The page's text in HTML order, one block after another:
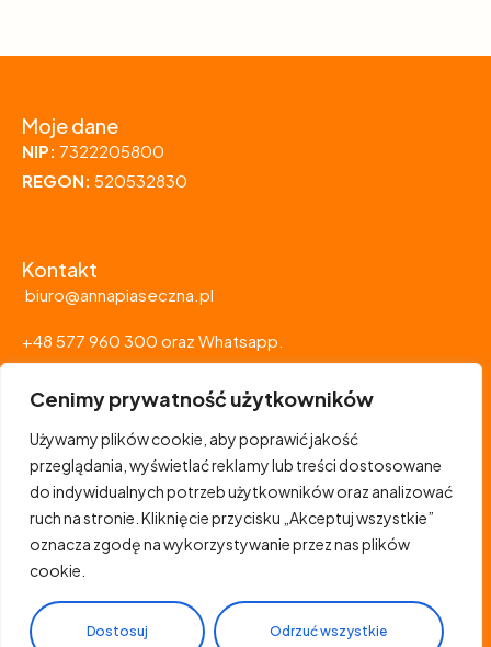
Cenimy prywatność użytkowników
Używamy plików cookie, aby poprawić jakość
przeglądania, wyświetlać reklamy lub treści dostosowane
do indywidualnych potrzeb użytkowników oraz analizować
ruch na stronie. Kliknięcie przycisku „Akceptuj wszystkie”
oznacza zgodę na wykorzystywanie przez nas plików
cookie.
Dostosuj Odrzuć wszystkie
Moje dane
NIP: 7322205800
REGON: 520532830
Kontakt
biuro@annapiaseczna.pl
+48 577 960 300 oraz Whatsapp.
Polityka strony
Polityka prywatności
Social Media